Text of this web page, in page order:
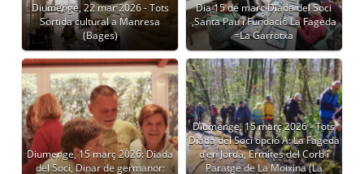
Diumenge, 22 mar 2026 - Tots
Sortida cultural a Manresa
(Bages)
Dia 15 de març Diada del Soci
,Santa Pau i Fundació La Fageda
=La Garrotxa
Diumenge, 15 març 2026: Diada
del Soci, Dinar de germanor:
Diumenge, 15 març 2026 - Tots
Diada del Soci opció A: La Fageda
d’en Jordà, Ermites del Corb i
Paratge de La Moixina (La